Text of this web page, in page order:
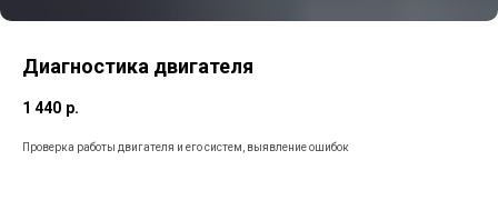
Диагностика двигателя
1 440 р.
Проверка работы двигателя и его систем, выявление ошибок